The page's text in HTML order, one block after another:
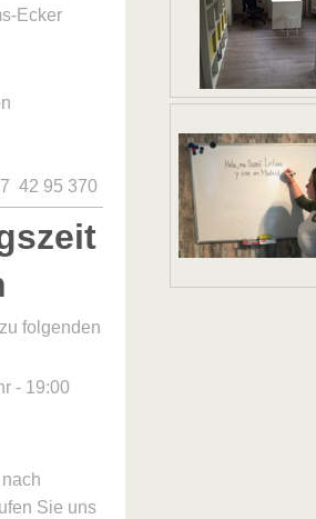
Ecker
42 95 370
folgenden
- 19:00
Sie uns